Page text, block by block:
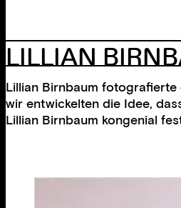
LILLIAN
Lillian Birnbaum fotografierte
wir entwickelten die Idee,
Lillian Birnbaum kongenial